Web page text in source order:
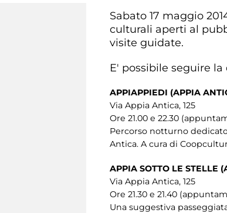
Sabato 17 maggio
culturali aperti al
visite guidate.
E' possibile seguire
APPIAPPIEDI (APPIA
Via Appia Antica, 125
Ore 21.00 e 22.30
Percorso notturno
Antica. A cura di
APPIA SOTTO LE STELLE
Via Appia Antica, 125
Ore 21.30 e 21.40
Una suggestiva